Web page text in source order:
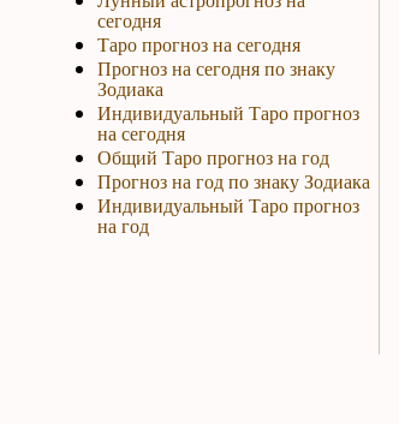
сегодня
Таро прогноз на сегодня
Прогноз на сегодня по знаку
Зодиака
Индивидуальный Таро прогноз
на сегодня
Общий Таро прогноз на год
Прогноз на год по знаку Зодиака
Индивидуальный Таро прогноз
на год